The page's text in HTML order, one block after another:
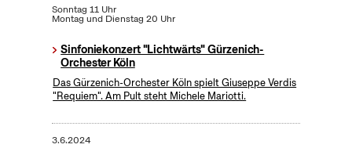
Sonntag 11 Uhr
Montag und Dienstag 20 Uhr
Sinfoniekonzert "Lichtwärts" Gürzenich-
Orchester Köln
Das Gürzenich-Orchester Köln spielt Giuseppe Verdis
"Requiem". Am Pult steht Michele Mariotti.
3.6.2024